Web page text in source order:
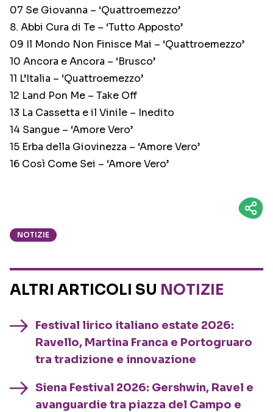
07 Se Giovanna – ‘Quattroemezzo’
8. Abbi Cura di Te – ‘Tutto Apposto’
09 Il Mondo Non Finisce Mai – ‘Quattroemezzo’
10 Ancora e Ancora – ‘Brusco’
11 L’Italia – ‘Quattroemezzo’
12 Land Pon Me – Take Off
13 La Cassetta e il Vinile – Inedito
14 Sangue – ‘Amore Vero’
15 Erba della Giovinezza – ‘Amore Vero’
16 Così Come Sei – ‘Amore Vero’
NOTIZIE
ALTRI ARTICOLI SU NOTIZIE
Festival lirico italiano estate 2026:
Ravello, Martina Franca e Portogruaro
tra tradizione e innovazione
Siena Festival 2026: Gershwin, Ravel e
avanguardie tra piazza del Campo e